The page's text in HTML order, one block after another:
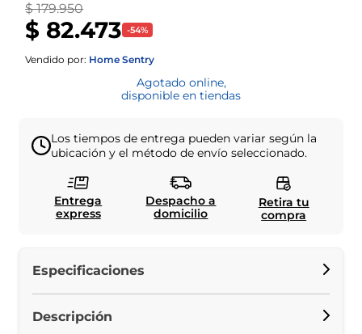
$ 179.950
$ 82.473 -54%
Vendido por: Home Sentry
Agotado online,
disponible en tiendas
Los tiempos de entrega pueden variar según la
ubicación y el método de envío seleccionado.
Entrega
express
Despacho a
domicilio
Retira tu
compra
Especificaciones
Descripción